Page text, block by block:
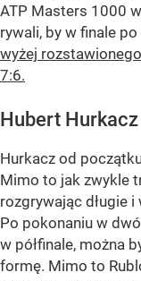
ATP Masters 1000
rywali, by w finale
wyżej
7:6.
Hubert
Hurkacz od
Mimo to jak zwykle
rozgrywając długie
Po pokonaniu w
w półfinale, można
formę. Mimo to